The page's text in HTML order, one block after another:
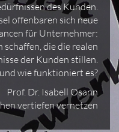
des Kunden.
offenbaren sich neue
für Unternehmer:
die die realen
der Kunden stillen.
wie funktioniert es?
Prof. Dr. Isabell Osann
vertiefen vernetzen